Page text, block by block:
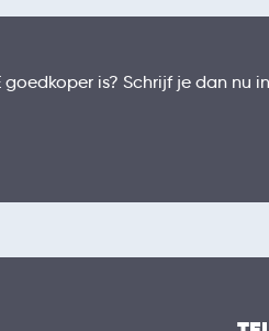
is? Schrijf je dan nu